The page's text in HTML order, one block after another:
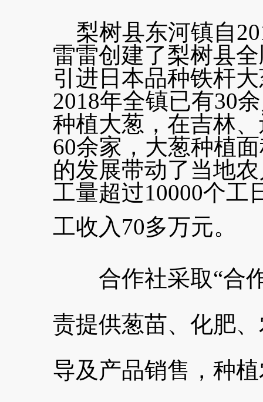
梨树县东河镇自
雷雷创建了梨树县
引进日本品种铁杆
2018年全镇已有30
种植大葱，在吉林
60余家，大葱种植
的发展带动了当地
工量超过10000个工
工收入70多万元。
合作社采取“合作
责提供葱苗、化肥
导及产品销售，种